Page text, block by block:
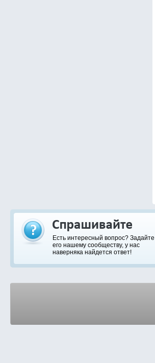
Есть интересный вопрос? Задайте
его нашему сообществу, у нас
наверняка найдется ответ!